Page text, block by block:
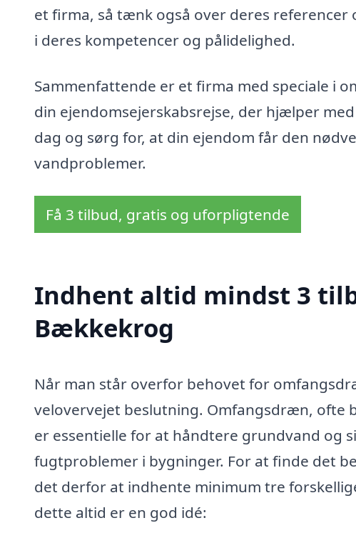
et firma, så tænk også over deres
i deres kompetencer og pålidelighed.
Sammenfattende er et firma med speciale i
din ejendomsejerskabsrejse, der hjælper
dag og sørg for, at din ejendom får den
vandproblemer.
Få 3 tilbud, gratis og uforpligtende
Indhent altid mindst 3
Bækkekrog
Når man står overfor behovet for
velovervejet beslutning. Omfangsdræn,
er essentielle for at håndtere grundvand og
fugtproblemer i bygninger. For at finde det
det derfor at indhente minimum tre
dette altid er en god idé: